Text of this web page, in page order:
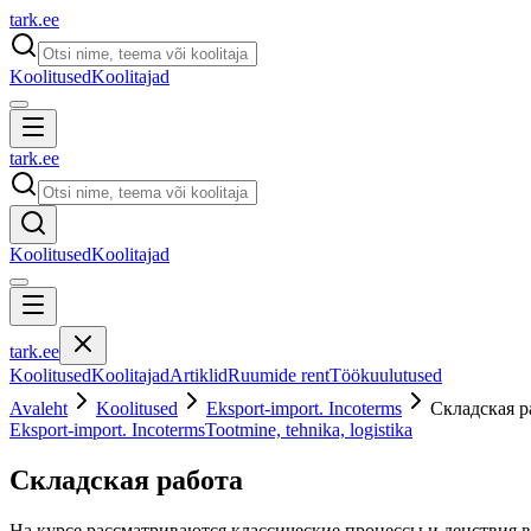
tark.ee
KoolitusedKoolitajad
tark.ee
KoolitusedKoolitajad
tark.ee
KoolitusedKoolitajadArtiklidRuumide rentTöökuulutused
Avaleht
Koolitused Eksport-import. Incoterms
Складская
Eksport-import. IncotermsTootmine, tehnika, logistika
Складская работа